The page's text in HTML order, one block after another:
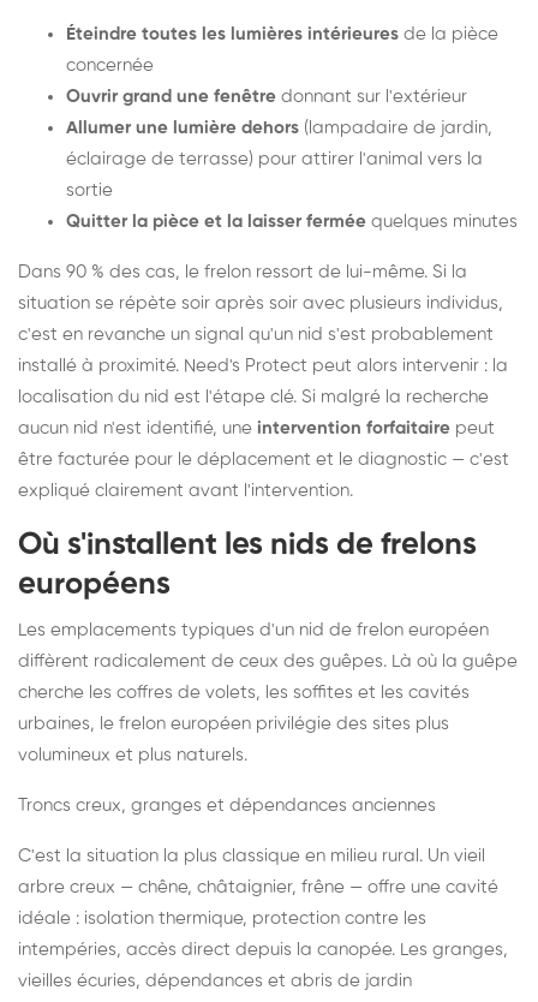
Éteindre toutes les lumières intérieures de la pièce
concernée
Ouvrir grand une fenêtre donnant sur l'extérieur
Allumer une lumière dehors (lampadaire de jardin,
éclairage de terrasse) pour attirer l'animal vers la
sortie
Quitter la pièce et la laisser fermée quelques minutes
Dans 90 % des cas, le frelon ressort de lui-même. Si la
situation se répète soir après soir avec plusieurs individus,
c'est en revanche un signal qu'un nid s'est probablement
installé à proximité. Need's Protect peut alors intervenir : la
localisation du nid est l'étape clé. Si malgré la recherche
aucun nid n'est identifié, une intervention forfaitaire peut
être facturée pour le déplacement et le diagnostic — c'est
expliqué clairement avant l'intervention.
Où s'installent les nids de frelons
européens
Les emplacements typiques d'un nid de frelon européen
diffèrent radicalement de ceux des guêpes. Là où la guêpe
cherche les coffres de volets, les soffites et les cavités
urbaines, le frelon européen privilégie des sites plus
volumineux et plus naturels.
Troncs creux, granges et dépendances anciennes
C'est la situation la plus classique en milieu rural. Un vieil
arbre creux — chêne, châtaignier, frêne — offre une cavité
idéale : isolation thermique, protection contre les
intempéries, accès direct depuis la canopée. Les granges,
vieilles écuries, dépendances et abris de jardin